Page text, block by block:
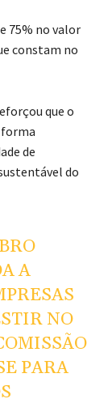
75% no valor
constam no
que o
forma
de
do
A
NO
PARA